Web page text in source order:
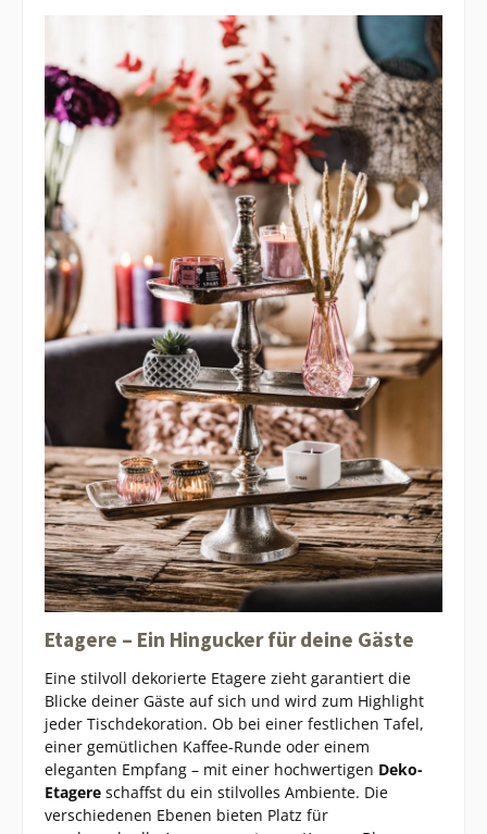
Etagere – Ein Hingucker für deine Gäste
Eine stilvoll dekorierte Etagere zieht garantiert die
Blicke deiner Gäste auf sich und wird zum Highlight
jeder Tischdekoration. Ob bei einer festlichen Tafel,
einer gemütlichen Kaffee-Runde oder einem
eleganten Empfang – mit einer hochwertigen Deko-
Etagere schaffst du ein stilvolles Ambiente. Die
verschiedenen Ebenen bieten Platz für